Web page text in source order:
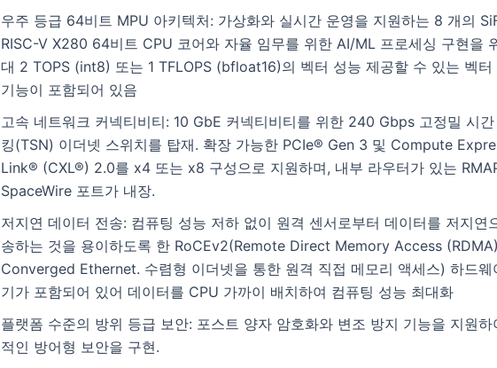
우주 등급 64비트 MPU 아키텍처: 가상화와 실시간 운영을 지원하는 8 개의
RISC-V X280 64비트 CPU 코어와 자율 임무를 위한 AI/ML 프로세싱 구현을
대 2 TOPS (int8) 또는 1 TFLOPS (bfloat16)의 벡터 성능 제공할 수 있는 벡터
기능이 포함되어 있음
고속 네트워크 커넥티비티: 10 GbE 커넥티비티를 위한 240 Gbps 고정밀 시간
킹(TSN) 이더넷 스위치를 탑재. 확장 가능한 PCIe® Gen 3 및 Compute
Link® (CXL®) 2.0를 x4 또는 x8 구성으로 지원하며, 내부 라우터가 있는
SpaceWire 포트가 내장.
저지연 데이터 전송: 컴퓨팅 성능 저하 없이 원격 센서로부터 데이터를 저지연
송하는 것을 용이하도록 한 RoCEv2(Remote Direct Memory Access
Converged Ethernet. 수렴형 이더넷을 통한 원격 직접 메모리 액세스) 하드웨
기가 포함되어 있어 데이터를 CPU 가까이 배치하여 컴퓨팅 성능 최대화
플랫폼 수준의 방위 등급 보안: 포스트 양자 암호화와 변조 방지 기능을 지원하
적인 방어형 보안을 구현.